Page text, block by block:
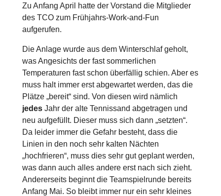
Zu Anfang April hatte der Vorstand die Mitglieder
des TCO zum Frühjahrs-Work-and-Fun
aufgerufen.
Die Anlage wurde aus dem Winterschlaf geholt,
was Angesichts der fast sommerlichen
Temperaturen fast schon überfällig schien. Aber es
muss halt immer erst abgewartet werden, das die
Plätze „bereit“ sind. Von diesen wird nämlich
jedesJahr der alte Tennissand abgetragen und
neu aufgefüllt. Dieser muss sich dann „setzten“.
Da leider immer die Gefahr besteht, dass die
Linien in den noch sehr kalten Nächten
„hochfrieren“, muss dies sehr gut geplant werden,
was dann auch alles andere erst nach sich zieht.
Andererseits beginnt die Teamspielrunde bereits
Anfang Mai. So bleibt immer nur ein sehr kleines